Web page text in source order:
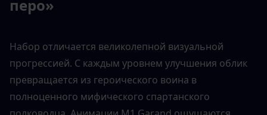
перо»
Набор отличается великолепной визуальной
прогрессией. С каждым уровнем улучшения облик
превращается из героического воина в
полноценного мифического спартанского